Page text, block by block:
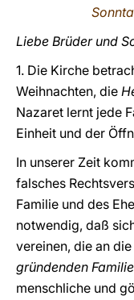
Liebe Brüder und
1. Die Kirche
Weihnachten, die
Nazaret lernt jede
Einheit und der
In unserer Zeit
falsches
Familie und des
notwendig, daß
vereinen, die an die
gründenden Familie
menschliche und